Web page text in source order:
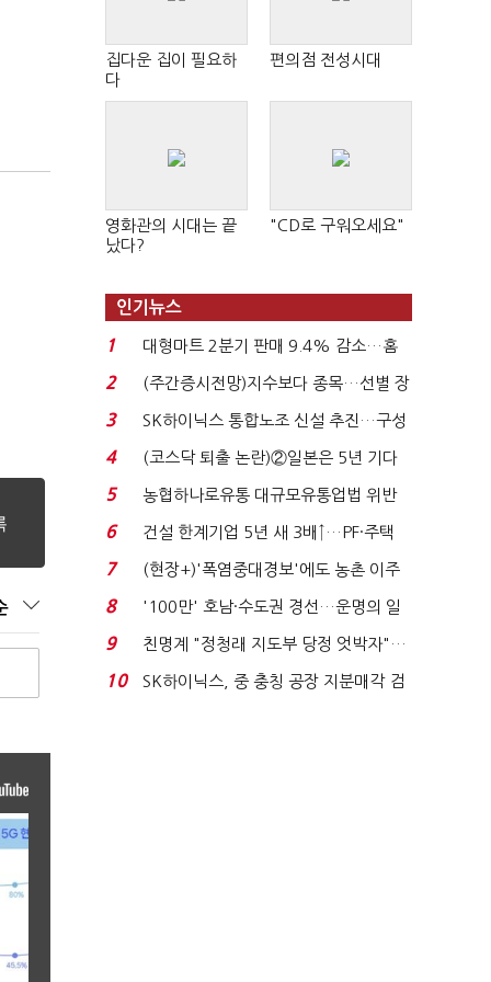
집다운 집이 필요하
다
편의점 전성시대
영화관의 시대는 끝
났다?
"CD로 구워오세요"
인기뉴스
1
대형마트 2분기 판매 9.4% 감소…홈
플러스 사태 여파...
2
(주간증시전망)지수보다 종목…선별 장
세 이어진다...
3
SK하이닉스 통합노조 신설 추진…구성
원 간 성과급 불...
4
(코스닥 퇴출 논란)②일본은 5년 기다
려주는데 우리는 ...
5
농협하나로유통 대규모유통업법 위반
적발…공정위, 과...
6
건설 한계기업 5년 새 3배↑…PF·주택
침체에 재무 ...
7
(현장+)'폭염중대경보'에도 농촌 이주
노동자는 강행군…'야...
8
'100만' 호남·수도권 경선…운명의 일
주일
9
친명계 "정청래 지도부 당정 엇박자"…
친청계 "신천지 오...
10
SK하이닉스, 중 충칭 공장 지분매각 검